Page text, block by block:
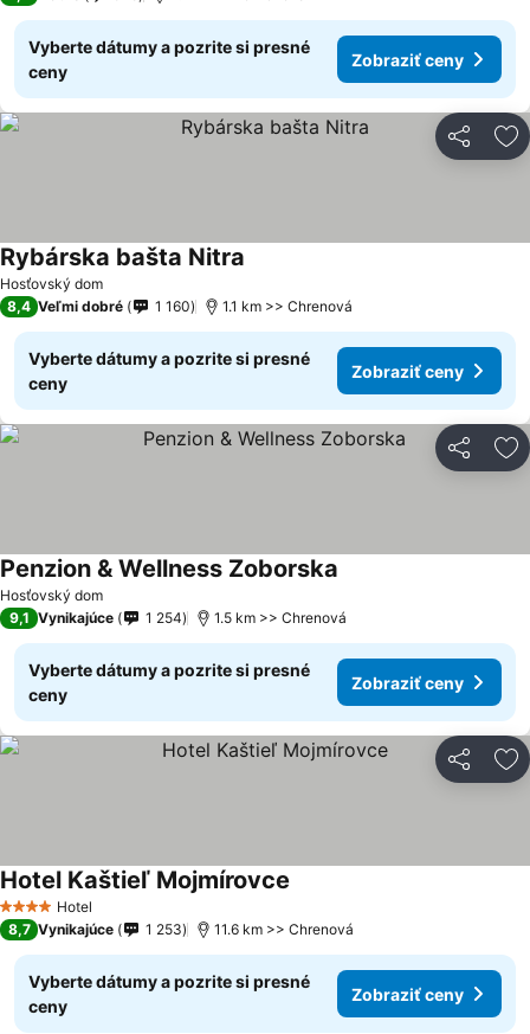
Vyberte dátumy a pozrite si presné
ceny
Zobraziť ceny
Zdieľať
Hosťovský dom
Rybárska bašta Nitra
8,4 Veľmi dobré 1 160 1.1 km >> Chrenová
Vyberte dátumy a pozrite si presné
ceny
Zobraziť ceny
Zdieľať
Hosťovský dom
Penzion & Wellness Zoborska
9,1 Vynikajúce 1 254 1.5 km >> Chrenová
Vyberte dátumy a pozrite si presné
ceny
Zobraziť ceny
Zdieľať
4 Počet hviezdičiek
Hotel
Hotel Kaštieľ Mojmírovce
8,7 Vynikajúce 1 253 11.6 km >> Chrenová
Vyberte dátumy a pozrite si presné
ceny
Zobraziť ceny